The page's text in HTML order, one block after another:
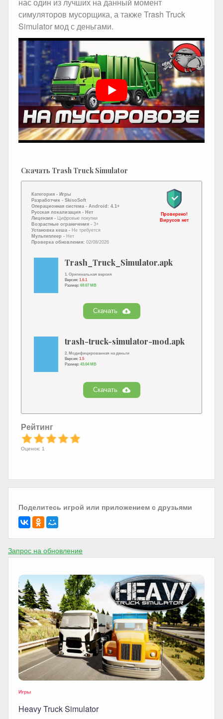
симуляторов мусорщика, а также Trash Truck
Simulator мод с деньгами.
Скачать Trash Truck Simulator
Категория - Игры
Разработчик - SkisoSoft
Операционная система - Android: 4.1+
Русская локализация - Нет
Лицензия - Цифровые покупки
Возрастные ограничения - 3+
Установка кеша - Не требуется
Мультиплеер - Нет
Проверка обновления: 02/08/2026
Проверено!
Вирусов нет
Trash_Truck_Simulator.apk
1. Оригинальная версия
Версия: 1.6.1
Размер: 69.07 MB
Скачать
trash-truck-simulator-mod.apk
2. Модифицированная на деньги
Версия: 1.5
Размер: 43.04 MB
Скачать
Рейтинг
Оценок: 1
Поделитесь игрой или приложением с друзьями
Запрос на обновление
Игры
Heavy Truck Simulator